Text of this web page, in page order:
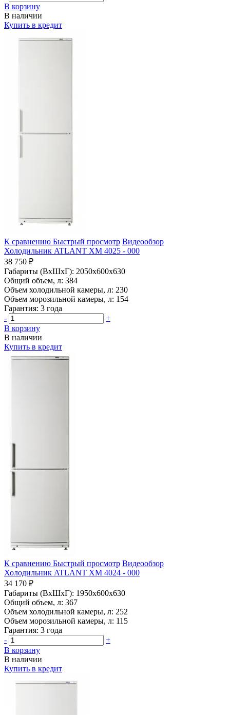
В корзину
В наличии
Купить в кредит
К сравнению Быстрый просмотр Видеообзор
Холодильник ATLANT ХМ 4025 - 000
38 750 ₽
Габариты (ВхШхГ): 2050x600x630
Общий объем, л: 384
Объем холодильной камеры, л: 230
Объем морозильной камеры, л: 154
Гарантия: 3 года
-
+
В корзину
В наличии
Купить в кредит
К сравнению Быстрый просмотр Видеообзор
Холодильник ATLANT ХМ 4024 - 000
34 170 ₽
Габариты (ВхШхГ): 1950x600x630
Общий объем, л: 367
Объем холодильной камеры, л: 252
Объем морозильной камеры, л: 115
Гарантия: 3 года
-
+
В корзину
В наличии
Купить в кредит